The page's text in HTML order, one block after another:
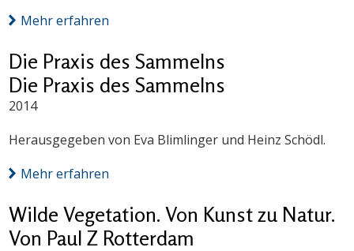
Mehr erfahren
Die Praxis des Sammelns
Die Praxis des Sammelns
2014
Herausgegeben von Eva Blimlinger und Heinz Schödl.
Mehr erfahren
Wilde Vegetation. Von Kunst zu Natur.
Von Paul Z Rotterdam